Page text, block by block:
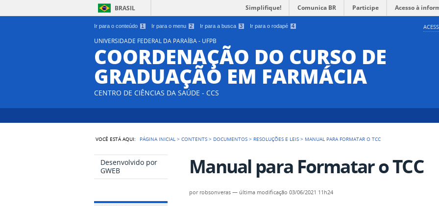
Ir para o conteúdo 1 Ir para o menu 2 Ir para a busca 3 Ir para o rodapé 4
BRASIL Simplifique! Comunica BR Participe Acesso à
UNIVERSIDADE FEDERAL DA PARAÍBA - UFPB
COORDENAÇÃO DO CURSO DE
GRADUAÇÃO EM FARMÁCIA
CENTRO DE CIÊNCIAS DA SAÚDE - CCS
VOCÊ ESTÁ AQUI: PÁGINA INICIAL >CONTENTS > DOCUMENTOS > RESOLUÇÕES E LEIS > MANUAL PARA FORMATAR O TCC
Desenvolvido por
GWEB
Manual para Formatar o TCC
por robsonveras — última modificação 03/06/2021 11h24